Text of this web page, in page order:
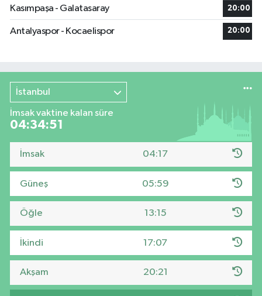
Kasımpaşa - Galatasaray 20:00
Antalyaspor - Kocaelispor 20:00
İstanbul
İmsak vaktine kalan süre
04:34:51
İmsak 04:17
Güneş 05:59
Öğle 13:15
İkindi 17:07
Akşam 20:21